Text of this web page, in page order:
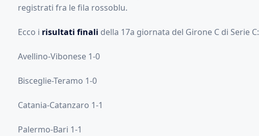
registrati fra le fila rossoblu.
Ecco i risultati finali della 17a giornata del Girone C di Serie C:
Avellino-Vibonese 1-0
Bisceglie-Teramo 1-0
Catania-Catanzaro 1-1
Palermo-Bari 1-1